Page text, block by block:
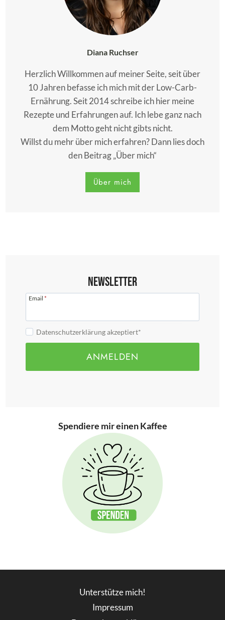
Diana Ruchser
Herzlich Willkommen auf meiner Seite, seit über
10 Jahren befasse ich mich mit der Low-Carb-
Ernährung. Seit 2014 schreibe ich hier meine
Rezepte und Erfahrungen auf. Ich lebe ganz nach
dem Motto geht nicht gibts nicht.
Willst du mehr über mich erfahren? Dann lies doch
den Beitrag „Über mich“
Über mich
Newsletter
Email *
Datenschutzerklärung akzeptiert*
ANMELDEN
Spendiere mir einen Kaffee
Unterstütze mich!
Impressum